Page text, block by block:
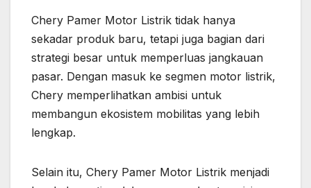
Chery Pamer Motor Listrik tidak hanya
sekadar produk baru, tetapi juga bagian dari
strategi besar untuk memperluas jangkauan
pasar. Dengan masuk ke segmen motor listrik,
Chery memperlihatkan ambisi untuk
membangun ekosistem mobilitas yang lebih
lengkap.
Selain itu, Chery Pamer Motor Listrik menjadi